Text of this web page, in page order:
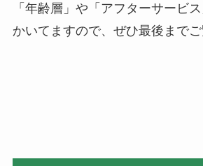
「年齢層」や「アフターサービ
かいてますので、ぜひ最後までご